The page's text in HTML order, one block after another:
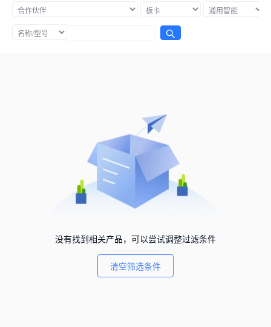
没有找到相关产品，可以尝试调整过滤条件
清空筛选条件